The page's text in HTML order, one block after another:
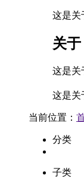
这是关
关于
这是关
这是关
当前位置：
分类
子类